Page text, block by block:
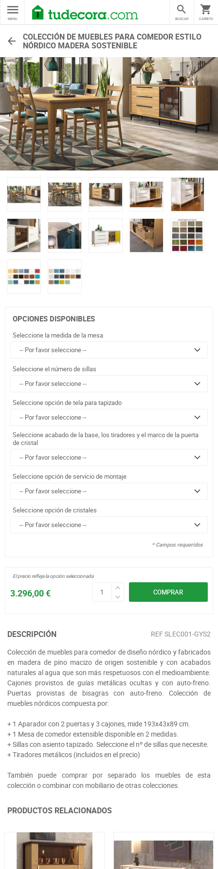
MENU CARRITO
BUSCAR
COLECCIÓN DE MUEBLES PARA COMEDOR ESTILO
NÓRDICO MADERA SOSTENIBLE
OPCIONES DISPONIBLES
Seleccione la medida de la mesa
Seleccione el número de sillas
Seleccione opción de tela para tapizado
Seleccione acabado de la base, los tiradores y el marco de la puerta
de cristal
Seleccione opción de servicio de montaje
Seleccione opción de cristales
* Campos requeridos
COMPRAR
3.296,00 €
El precio refleja la opción seleccionada
DESCRIPCIÓN REFSLEC001-GYS2
Colección de muebles para comedor de diseño nórdico y fabricados
en madera de pino macizo de origen sostenible y con acabados
naturales al agua que son más respetuosos con el medioambiente.
Cajones provistos de guías metálicas ocultas y con auto-freno.
Puertas provistas de bisagras con auto-freno. Colección de
muebles nórdicos compuesta por:
+ 1 Aparador con 2 puertas y 3 cajones, mide 193x43x89 cm.
+ 1 Mesa de comedor extensible disponible en 2 medidas.
+ Sillas con asiento tapizado. Seleccione el nº de sillas que necesite.
+ Tiradores metálicos (incluidos en el precio)
También puede comprar por separado los muebles de esta
colección o combinar con mobiliario de otras colecciones.
PRODUCTOS RELACIONADOS